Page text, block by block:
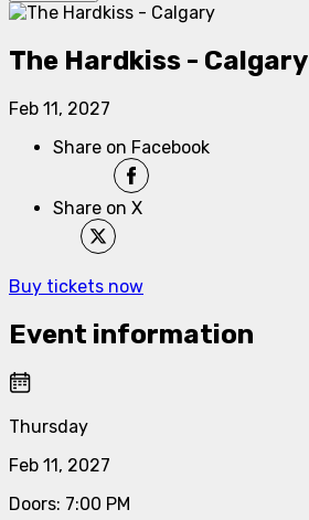
The Hardkiss - Calgary
Feb 11, 2027
Share on Facebook
Share on X
Buy tickets now
Event information
Thursday
Feb 11, 2027
Doors: 7:00 PM